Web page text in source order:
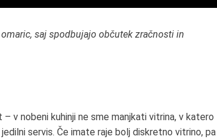
saj spodbujajo občutek zračnosti in
v nobeni kuhinji ne sme manjkati vitrina, v katero
servis. Če imate raje bolj diskretno vitrino, pa